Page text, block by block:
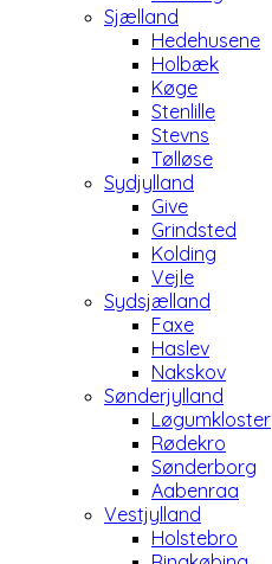
Sjælland
Hedehusene
Holbæk
Køge
Stenlille
Stevns
Tølløse
Sydjylland
Give
Grindsted
Kolding
Vejle
Sydsjælland
Faxe
Haslev
Nakskov
Sønderjylland
Løgumkloster
Rødekro
Sønderborg
Aabenraa
Vestjylland
Holstebro